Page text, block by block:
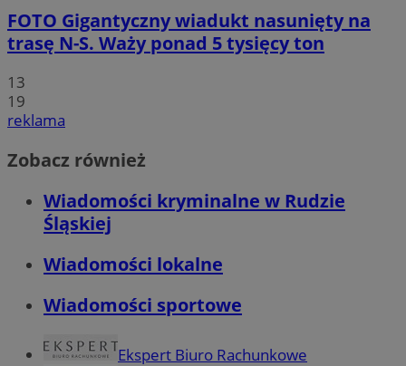
FOTO Gigantyczny wiadukt nasunięty na
trasę N-S. Waży ponad 5 tysięcy ton
13
19
reklama
Zobacz również
Wiadomości kryminalne w Rudzie
Śląskiej
Wiadomości lokalne
Wiadomości sportowe
Ekspert Biuro Rachunkowe